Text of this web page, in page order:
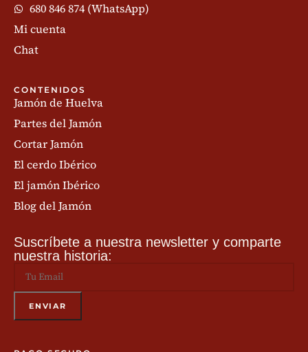
680 846 874 (WhatsApp)
Mi cuenta
Chat
CONTENIDOS
Jamón de Huelva
Partes del Jamón
Cortar Jamón
El cerdo Ibérico
El jamón Ibérico
Blog del Jamón
Suscríbete a nuestra newsletter y comparte
nuestra historia: